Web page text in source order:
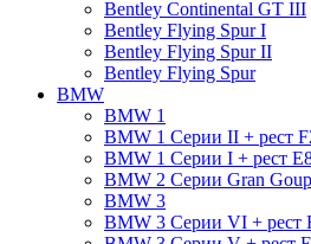
Bentley Continental GT III
Bentley Flying Spur I
Bentley Flying Spur II
Bentley Flying Spur
BMW
BMW 1
BMW 1 Серии II + рест
BMW 1 Серии I + рест
BMW 2 Серии Gran
BMW 3
BMW 3 Серии VI + рест